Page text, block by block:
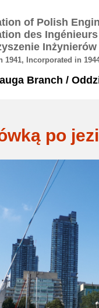
of Polish
des
1941, Incorporated in
Branch /
po